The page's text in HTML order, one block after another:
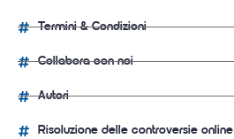
Termini & Condizioni
Collabora con noi
Autori
Risoluzione delle controversie online